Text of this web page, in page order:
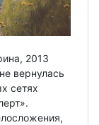
2013
вернулась
сетях